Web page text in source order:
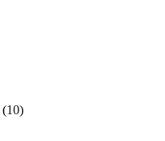
(10)